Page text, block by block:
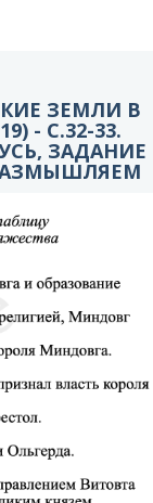
ЗЕМЛИ В
- C.32-33.
ЗАДАНИЕ